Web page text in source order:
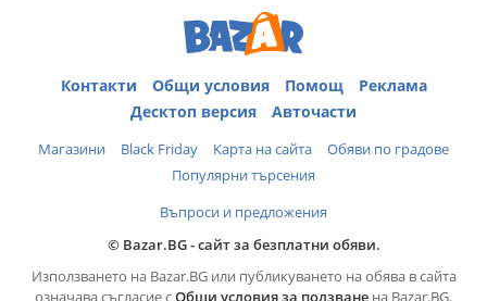
Контакти Общи условия Помощ
Реклама
Десктоп версия
Авточасти
Магазини Black Friday Карта на сайта
Обяви по градове
Популярни търсения
Въпроси и предложения
© Bazar.BG - сайт за безплатни обяви.
Използването на Bazar.BG или публикуването на обява в сайта
означава съгласие сОбщи условия за ползване на Bazar.BG.